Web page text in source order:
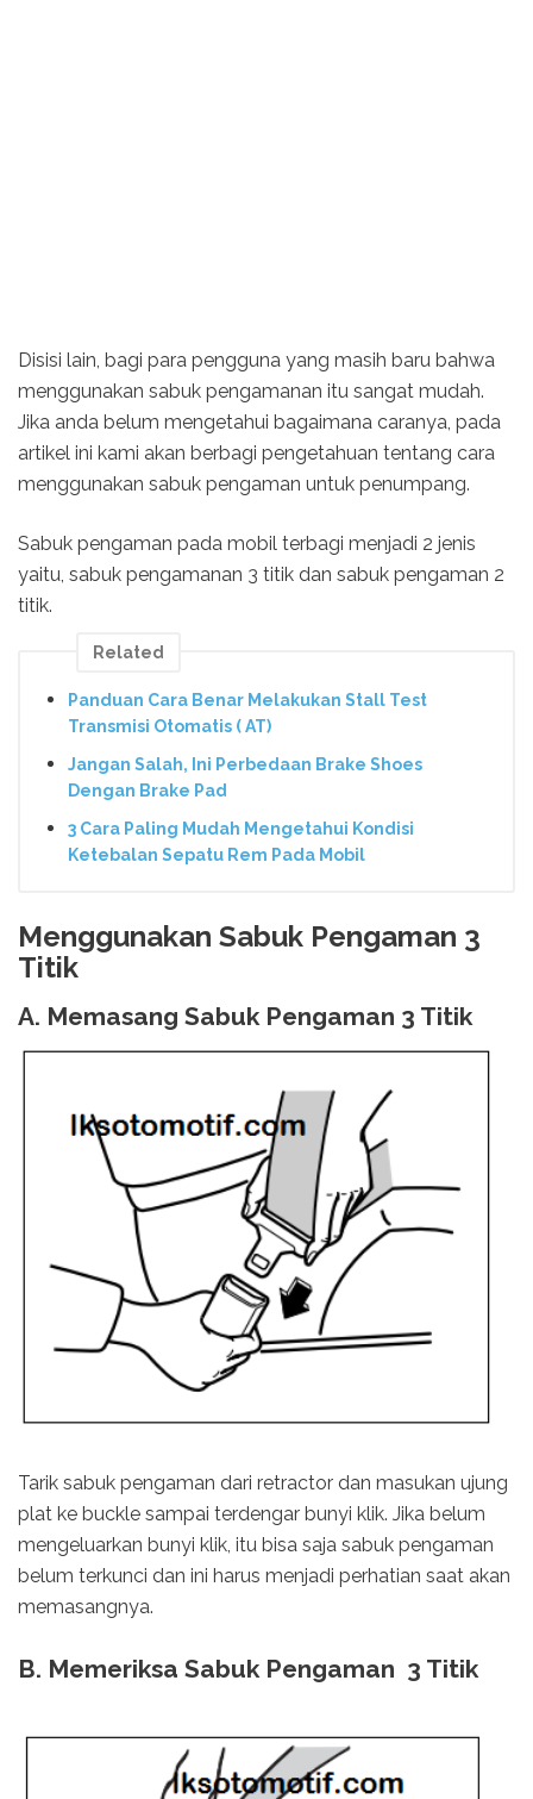
Disisi lain, bagi para pengguna yang masih baru bahwa
menggunakan sabuk pengamanan itu sangat mudah.
Jika anda belum mengetahui bagaimana caranya, pada
artikel ini kami akan berbagi pengetahuan tentang cara
menggunakan sabuk pengaman untuk penumpang.
Sabuk pengaman pada mobil terbagi menjadi 2 jenis
yaitu, sabuk pengamanan 3 titik dan sabuk pengaman 2
titik.
Related
Panduan Cara Benar Melakukan Stall Test
Transmisi Otomatis ( AT)
Jangan Salah, Ini Perbedaan Brake Shoes
Dengan Brake Pad
3 Cara Paling Mudah Mengetahui Kondisi
Ketebalan Sepatu Rem Pada Mobil
Menggunakan Sabuk Pengaman 3
Titik
A. Memasang Sabuk Pengaman 3 Titik
Tarik sabuk pengaman dari retractor dan masukan ujung
plat ke buckle sampai terdengar bunyi klik. Jika belum
mengeluarkan bunyi klik, itu bisa saja sabuk pengaman
belum terkunci dan ini harus menjadi perhatian saat akan
memasangnya.
B. Memeriksa Sabuk Pengaman 3 Titik